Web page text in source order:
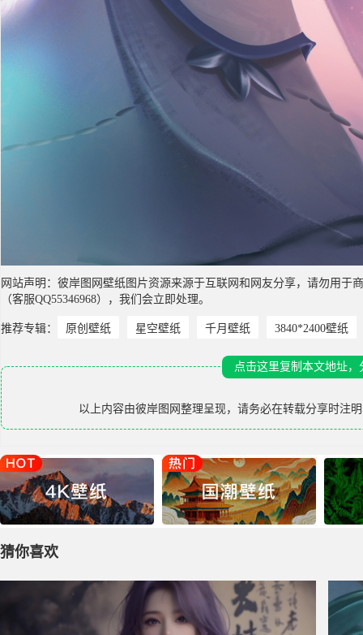
网站声明：彼岸图网壁纸图片资源来源于互联网和网友分享，请勿用
（客服QQ55346968），我们会立即处理。
推荐专辑： 原创壁纸 星空壁纸 千月壁纸 3840*2400壁纸
点击这里复制本文地址
以上内容由彼岸图网 整理呈现，请务必在转载分享时注
猜你喜欢